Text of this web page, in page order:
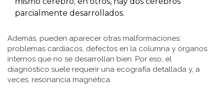
parcialmente desarrollados.
Además, pueden aparecer otras malformaciones:
problemas cardíacos, defectos en la columna y órganos
internos que no se desarrollan bien. Por eso, el
diagnóstico suele requerir una ecografía detallada y, a
veces, resonancia magnética.